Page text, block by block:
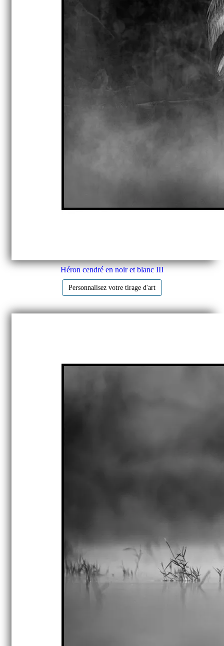
Héron cendré en noir et blanc III
Personnalisez votre tirage d'art